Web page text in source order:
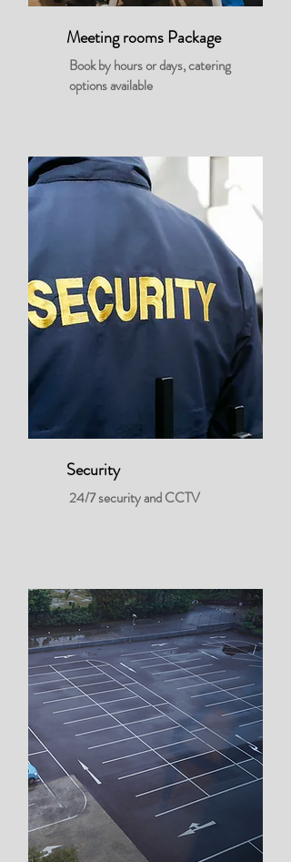
Meeting rooms Package
Book by hours or days, catering
options available
Security
24/7 security and CCTV